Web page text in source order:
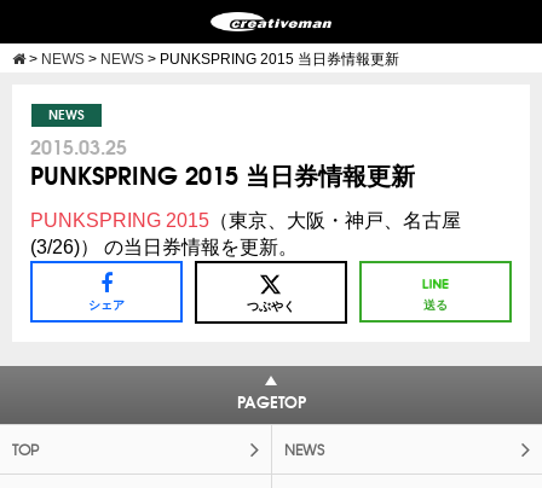
> NEWS > NEWS > PUNKSPRING 2015 当日券情報更新
NEWS
2015.03.25
PUNKSPRING 2015 当日券情報更新
PUNKSPRING 2015 （東京、大阪・神戸、名古屋
(3/26)） の当日券情報を更新。
シェア つぶやく 送る
PAGETOP
TOP NEWS